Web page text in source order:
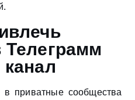
в приватные сообщества